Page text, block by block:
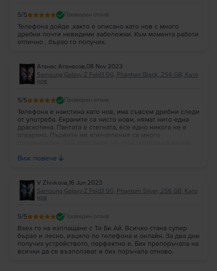
5/5 Проверен отзив
Телефона дойде ,както е описано като нов с много
дребни почти невидими забележки. Към момента работи
отлично , бързо го получих.
Атанас Атанасов,08 Nov 2023
Samsung Galaxy Z Fold3 5G, Phantom Black, 256 GB, Като
нов
5/5 Проверен отзив
Телефона е наистина като нов, има съвсем дребни следи
от употреба. Екраните са чисто нови, нямат нито една
драскотина. Пантата е стегната, все едно никога не е
отваряна. Първите ми впечатления са много
малко дефекти. Доволен съм от избора!
Виж повече
V Zhivkova,16 Jun 2023
Samsung Galaxy Z Fold3 5G, Phantom Silver, 256 GB, Като
нов
5/5 Проверен отзив
Взех го на изплащане с Ти Би Ай. Всичко стана супер
бързо и лесно, изцяло по телефона и онлайн. За два дни
получих устройството, перфектно е. Бих препоръчала на
всички да се възползват и бих поръчала отново.